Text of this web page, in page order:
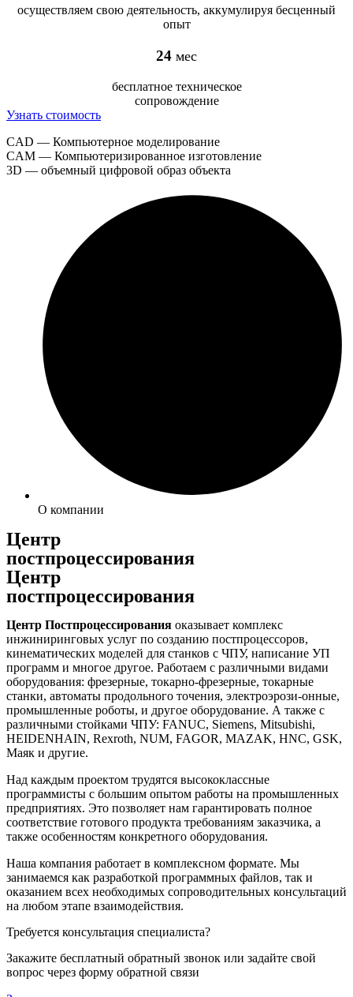
осуществляем свою деятельность, аккумулируя бесценный
опыт
24 мес
бесплатное техническое
сопровождение
Узнать стоимость
CAD — Компьютерное моделирование
CAM — Компьютеризированное изготовление
3D — объемный цифровой образ объекта
О компании
Центр
постпроцессирования
Центр
постпроцессирования
Центр Постпроцессирования оказывает комплекс
инжиниринговых услуг по созданию постпроцессоров,
кинематических моделей для станков с ЧПУ, написание УП
программ и многое другое. Работаем с различными видами
оборудования: фрезерные, токарно-фрезерные, токарные
станки, автоматы продольного точения, электроэрози-онные,
промышленные роботы, и другое оборудование. А также с
различными стойками ЧПУ: FANUC, Siemens, Mitsubishi,
HEIDENHAIN, Rexroth, NUM, FAGOR, MAZAK, HNC, GSK,
Маяк и другие.
Над каждым проектом трудятся высококлассные
программисты с большим опытом работы на промышленных
предприятиях. Это позволяет нам гарантировать полное
соответствие готового продукта требованиям заказчика, а
также особенностям конкретного оборудования.
Наша компания работает в комплексном формате. Мы
занимаемся как разработкой программных файлов, так и
оказанием всех необходимых сопроводительных консультаций
на любом этапе взаимодействия.
Требуется консультация специалиста?
Закажите бесплатный обратный звонок или задайте свой
вопрос через форму обратной связи